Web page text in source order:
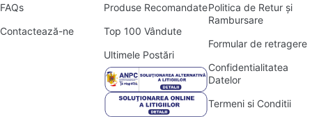
FAQs
Contactează-ne
Produse Recomandate
Top 100 Vândute
Ultimele Postări
Politica de Retur și
Rambursare
Formular de retragere
Confidentialitatea
Datelor
Termeni si Conditii